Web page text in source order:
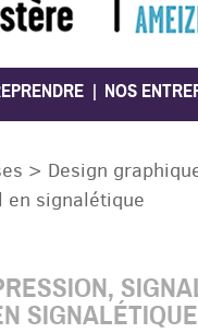
NOS
> Design
en signalétique
SIGNALÉTIQUE